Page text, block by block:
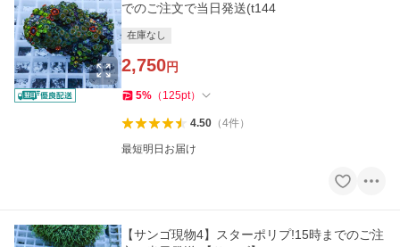
でのご注文で当日発送(t144
在庫なし
2,750円
5% （ 125pt）
4.50（4件）
最短明日お届け
【サンゴ現物4】スターポリプ!15時までのご注